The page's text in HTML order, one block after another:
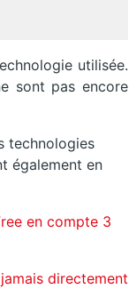
utilisée.
sont pas encore
technologies
également en
en compte 3
directement